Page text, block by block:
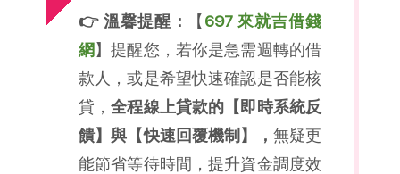
👉 溫馨提醒： 【697 來就吉借錢
網】提醒您，若你是急需週轉的借
款人，或是希望快速確認是否能核
貸，全程線上貸款的【即時系統反
饋】與【快速回覆機制】， 無疑更
能節省等待時間，提升資金調度效